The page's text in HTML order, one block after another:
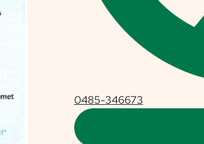
0485-346673